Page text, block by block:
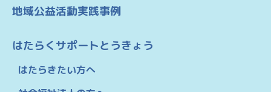
地域公益活動実践事例
はたらくサポートとうきょう
はたらきたい方へ